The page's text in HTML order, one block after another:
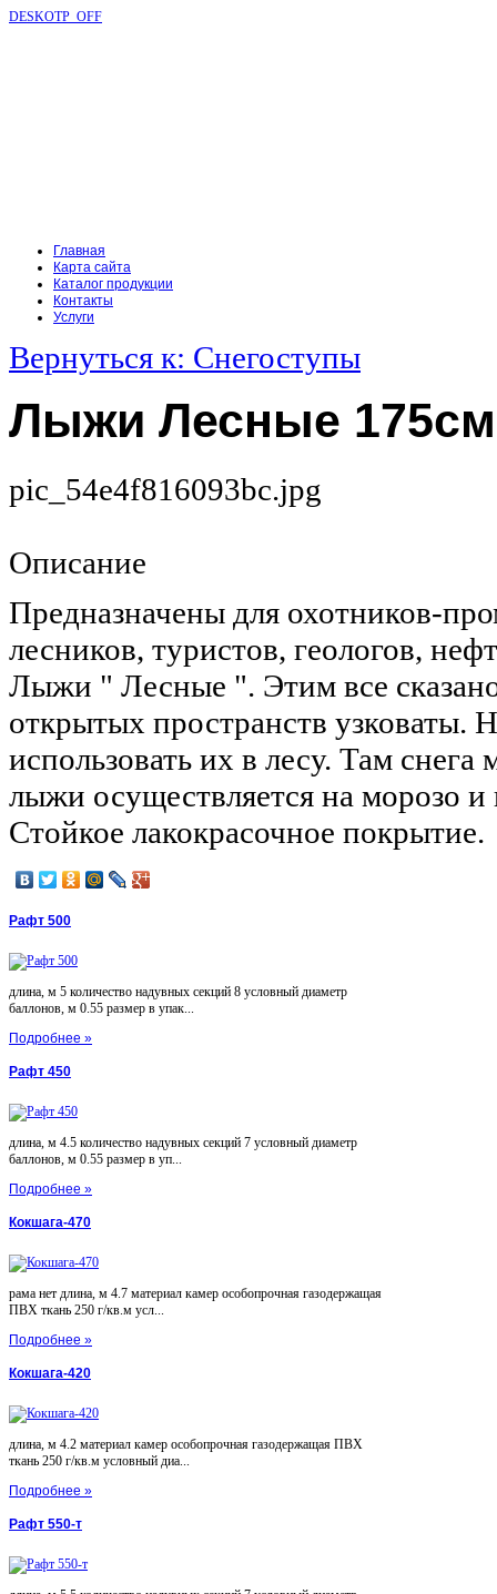
DESKOTP_OFF
Главная
Карта сайта
Каталог продукции
Контакты
Услуги
Вернуться к: Снегоступы
Лыжи Лесные
pic_54e4f816093bc.jpg
Описание
Предназначены для охотников-
лесников, туристов, геологов,
Лыжи " Лесные ". Этим все
открытых пространств
использовать их в лесу. Там
лыжи осуществляется на морозо и
Стойкое лакокрасочное покрытие.
Рафт 500
длина, м 5 количество надувных секций 8 условный диаметр
баллонов, м 0.55 размер в упак...
Подробнее »
Рафт 450
длина, м 4.5 количество надувных секций 7 условный диаметр
баллонов, м 0.55 размер в уп...
Подробнее »
Кокшага-470
рама нет длина, м 4.7 материал камер особопрочная газодержащая
ПВХ ткань 250 г/кв.м усл...
Подробнее »
Кокшага-420
длина, м 4.2 материал камер особопрочная газодержащая ПВХ
ткань 250 г/кв.м условный диа...
Подробнее »
Рафт 550-т